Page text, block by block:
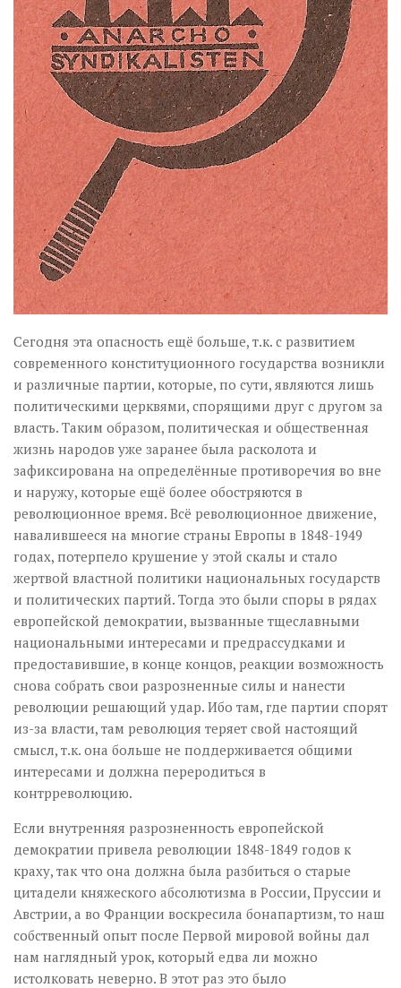
Сегодня эта опасность ещё больше, т.к. с развитием
современного конституционного государства возникли
и различные партии, которые, по сути, являются лишь
политическими церквями, спорящими друг с другом за
власть. Таким образом, политическая и общественная
жизнь народов уже заранее была расколота и
зафиксирована на определённые противоречия во вне
и наружу, которые ещё более обостряются в
революционное время. Всё революционное движение,
навалившееся на многие страны Европы в 1848-1949
годах, потерпело крушение у этой скалы и стало
жертвой властной политики национальных государств
и политических партий. Тогда это были споры в рядах
европейской демократии, вызванные тщеславными
национальными интересами и предрассудками и
предоставившие, в конце концов, реакции возможность
снова собрать свои разрозненные силы и нанести
революции решающий удар. Ибо там, где партии спорят
из-за власти, там революция теряет свой настоящий
смысл, т.к. она больше не поддерживается общими
интересами и должна переродиться в
контрреволюцию.
Если внутренняя разрозненность европейской
демократии привела революции 1848-1849 годов к
краху, так что она должна была разбиться о старые
цитадели княжеского абсолютизма в России, Пруссии и
Австрии, а во Франции воскресила бонапартизм, то наш
собственный опыт после Первой мировой войны дал
нам наглядный урок, который едва ли можно
истолковать неверно. В этот раз это было